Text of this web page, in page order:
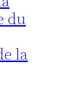
du
la